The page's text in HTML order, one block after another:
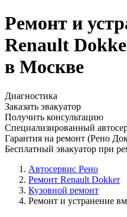
Ремонт и
Renault
в Москве
Диагностика
Заказать эвакуатор
Получить консультацию
Специализированный
Гарантия на ремонт (Рено
Бесплатный эвакуатор при
Автосервис Рено
Ремонт Renault Dokker
Кузовной ремонт
Ремонт и устранение